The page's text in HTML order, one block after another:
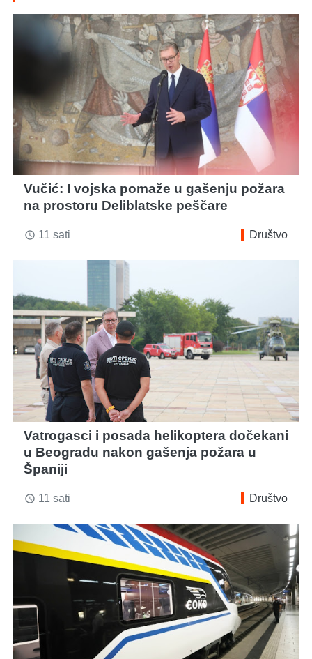
Vučić: I vojska pomaže u gašenju požara
na prostoru Deliblatske peščare
access_time 11 sati Društvo
Vatrogasci i posada helikoptera dočekani
u Beogradu nakon gašenja požara u
Španiji
access_time 11 sati Društvo